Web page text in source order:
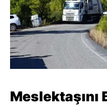
Meslektaşını